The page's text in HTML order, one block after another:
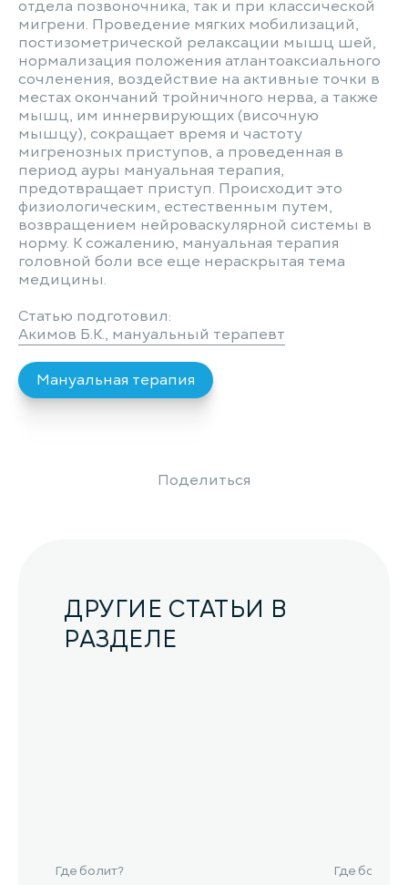
отдела позвоночника, так и при классической
мигрени. Проведение мягких мобилизаций,
постизометрической релаксации мышц шей,
нормализация положения атлантоаксиального
сочленения, воздействие на активные точки в
местах окончаний тройничного нерва, а также
мышц, им иннервирующих (височную
мышцу), сокращает время и частоту
мигренозных приступов, а проведенная в
период ауры мануальная терапия,
предотвращает приступ. Происходит это
физиологическим, естественным путем,
возвращением нейроваскулярной системы в
норму. К сожалению, мануальная терапия
головной боли все еще нераскрытая тема
медицины.
Статью подготовил:
Акимов Б.К., мануальный терапевт
Мануальная терапия
Поделиться
ДРУГИЕ СТАТЬИ В
РАЗДЕЛЕ
Где болит? Где болит?